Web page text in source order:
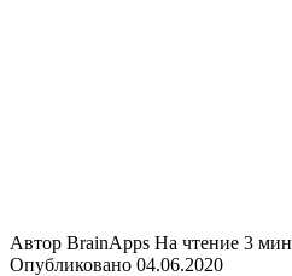
Автор BrainApps На чтение 3 мин
Опубликовано 04.06.2020